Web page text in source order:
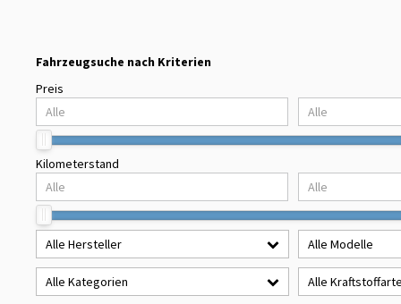
Fahrzeugsuche nach Kriterien
Preis
Kilometerstand
Alle Hersteller Alle Modelle
Alle Kategorien Alle